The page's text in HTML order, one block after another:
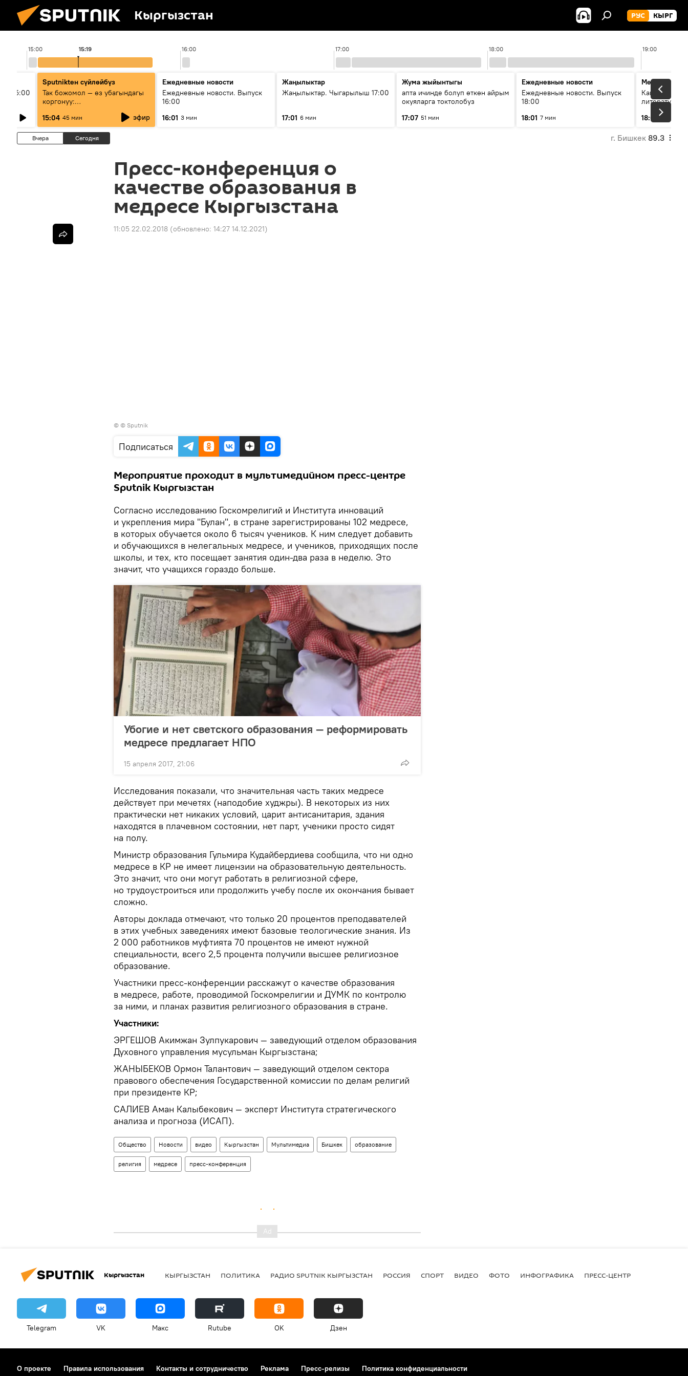
Кыргызстан РУС КЫРГ
15:00 16:00 17:00 18:00 19:00
15:19
15:00
Sputnikteн сүйлөйбүз
Так божомол — өз убагындагы
коргонуу:
гидрометеорологиялык кызмат
кантип өркүндөтүлүүдө
15:04 45 мин эфир
Ежедневные новости
Ежедневные новости. Выпуск
16:00
16:01 3 мин
Жаңылыктар
Жаңылыктар. Чыгарылыш 17:00
17:01 6 мин
Жума жыйынтыгы
апта ичинде болуп өткөн айрым
окуяларга токтолобуз
17:07 51 мин
Ежедневные новости
Ежедневные новости. Выпуск
18:00
18:01 7 мин
Между строк
Как кошки
литературу
18:08
Вчера Сегодня г. Бишкек 89.3
Пресс-конференция о
качестве образования в
медресе Кыргызстана
11:05 22.02.2018 (обновлено: 14:27 14.12.2021)
© © Sputnik
Подписаться
Мероприятие проходит в мультимедийном пресс-центре
Sputnik Кыргызстан
Согласно исследованию Госкомрелигий и Института инноваций
и укрепления мира "Булан", в стране зарегистрированы 102 медресе,
в которых обучается около 6 тысяч учеников. К ним следует добавить
и обучающихся в нелегальных медресе, и учеников, приходящих после
школы, и тех, кто посещает занятия один-два раза в неделю. Это
значит, что учащихся гораздо больше.
Убогие и нет светского образования — реформировать
медресе предлагает НПО
15 апреля 2017, 21:06
Исследования показали, что значительная часть таких медресе
действует при мечетях (наподобие худжры). В некоторых из них
практически нет никаких условий, царит антисанитария, здания
находятся в плачевном состоянии, нет парт, ученики просто сидят
на полу.
Министр образования Гульмира Кудайбердиева сообщила, что ни одно
медресе в КР не имеет лицензии на образовательную деятельность.
Это значит, что они могут работать в религиозной сфере,
но трудоустроиться или продолжить учебу после их окончания бывает
сложно.
Авторы доклада отмечают, что только 20 процентов преподавателей
в этих учебных заведениях имеют базовые теологические знания. Из
2 000 работников муфтията 70 процентов не имеют нужной
специальности, всего 2,5 процента получили высшее религиозное
образование.
Участники пресс-конференции расскажут о качестве образования
в медресе, работе, проводимой Госкомрелигии и ДУМК по контролю
за ними, и планах развития религиозного образования в стране.
Участники:
ЭРГЕШОВ Акимжан Зулпукарович — заведующий отделом образования
Духовного управления мусульман Кыргызстана;
ЖАНЫБЕКОВ Ормон Талантович — заведующий отделом сектора
правового обеспечения Государственной комиссии по делам религий
при президенте КР;
САЛИЕВ Аман Калыбекович — эксперт Института стратегического
анализа и прогноза (ИСАП).
Общество Новости видео Кыргызстан Мультимедиа Бишкек образование
религия медресе пресс-конференция
Кыргызстан КЫРГЫЗСТАН ПОЛИТИКА РАДИО SPUTNIK КЫРГЫЗСТАН РОССИЯ СПОРТ ВИДЕО ФОТО ИНФОГРАФИКА ПРЕСС-ЦЕНТР
Telegram VK Макс Rutube OK Дзен
О проекте Правила использования Контакты и сотрудничество Реклама Пресс-релизы Политика конфиденциальности